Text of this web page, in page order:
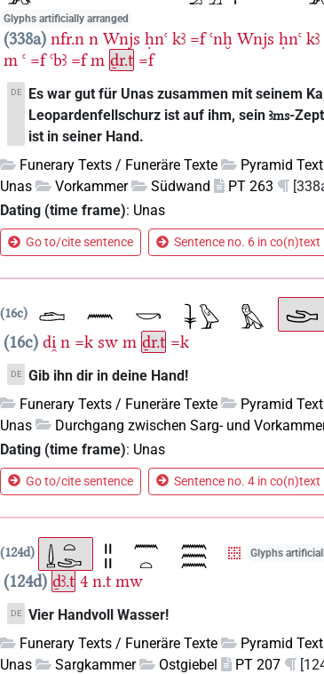
Glyphs artificially arranged
338a nfr.n n Wnjs ḥnꜥ kꜣ =f ꜥnḫ Wnjs ḥnꜥ kꜣ
m ꜥ =f ꜥbꜣ =f m ḏr.t =f
DE
Es war gut für Unas zusammen mit seinem
Leopardenfellschurz ist auf ihm, sein ꜣms-
ist in seiner Hand.
Funerary Texts / Funeräre Texte
Pyramid
Unas
Vorkammer Südwand PT 263
Dating (time frame): Unas
Go to/cite sentence Sentence no. 6 in co(n)text
16c
16c di̯ n =k sw m ḏr.t =k
DE Gib ihn dir in deine Hand!
Funerary Texts / Funeräre Texte
Pyramid
Unas
Durchgang zwischen Sarg- und
Dating (time frame): Unas
Go to/cite sentence Sentence no. 4 in co(n)text
124d Glyphs
124d ḏꜣ.t 4 n.t mw
DE Vier Handvoll Wasser!
Funerary Texts / Funeräre Texte
Pyramid
Unas
Sargkammer Ostgiebel PT 207